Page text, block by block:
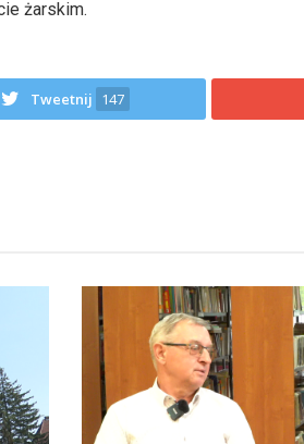
żarskim.
Tweetnij 147